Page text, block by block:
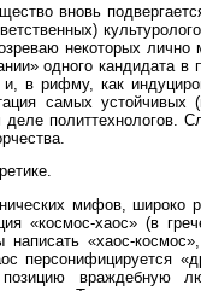
вновь
некоторых лично
одного кандидата
и, в рифму, как
самых
политтехнологов.
мифов, широко
«космос-хаос» (в
«хаос-
персонифицируется
враждебную